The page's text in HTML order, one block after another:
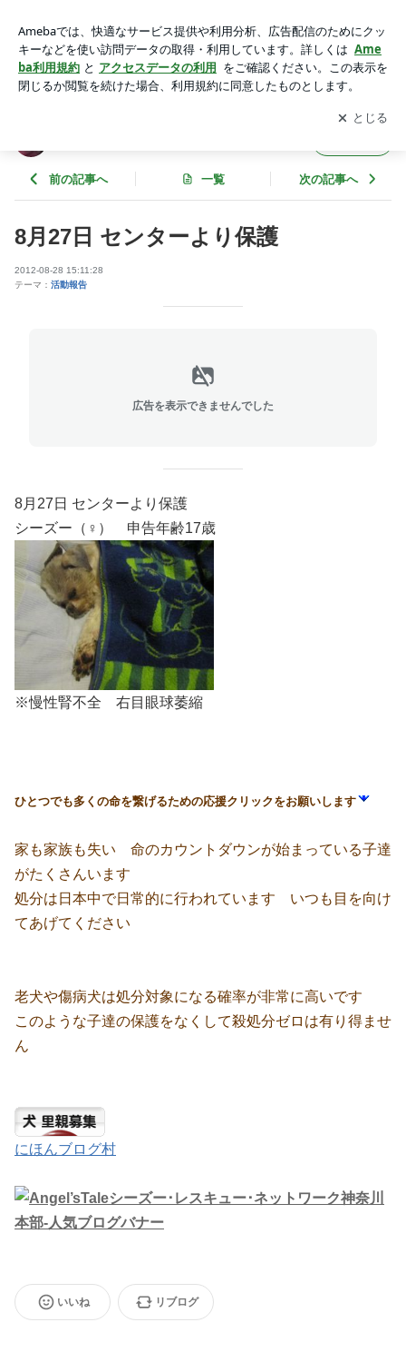
アプリをダウンロードして ブログの更新通知
を受け取りまし
ょう。
開く
前の記事へ 一覧 次の記事へ
8月27日 センターより保護
2012-08-28 15:11:28
テーマ： 活動報告
広告を表示できませんでした
8月27日 センターより保護
シーズー（♀） 申告年齢17歳
※慢性腎不全 右目眼球萎縮
ひとつでも多くの命を繋げるための応援クリックをお願いします
家も家族も失い 命のカウントダウンが始まっている子達
がたくさんいます
処分は日本中で日常的に行われています いつも目を向け
てあげてください
老犬や傷病犬は処分対象になる確率が非常に高いです
このような子達の保護をなくして殺処分ゼロは有り得ませ
ん
にほんブログ村
いいね リブログ